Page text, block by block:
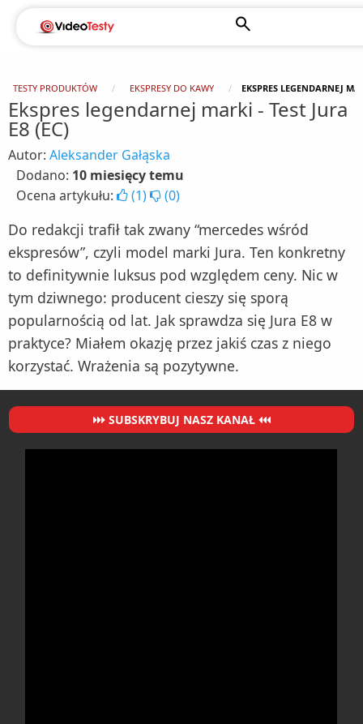
TESTY PRODUKTÓW EKSPRESY DO KAWY EKSPRES LEGENDARNEJ
Ekspres legendarnej marki - Test Jura
E8 (EC)
Autor: Aleksander Gałąska
Dodano: 10 miesięcy temu
Ocena artykułu:
(1) (0)
Do redakcji trafił tak zwany “mercedes wśród
ekspresów”, czyli model marki Jura. Ten konkretny
to definitywnie luksus pod względem ceny. Nic w
tym dziwnego: producent cieszy się sporą
popularnością od lat. Jak sprawdza się Jura E8 w
praktyce? Miałem okazję przez jakiś czas z niego
korzystać. Wrażenia są pozytywne.
SUBSKRYBUJ NASZ KANAŁ